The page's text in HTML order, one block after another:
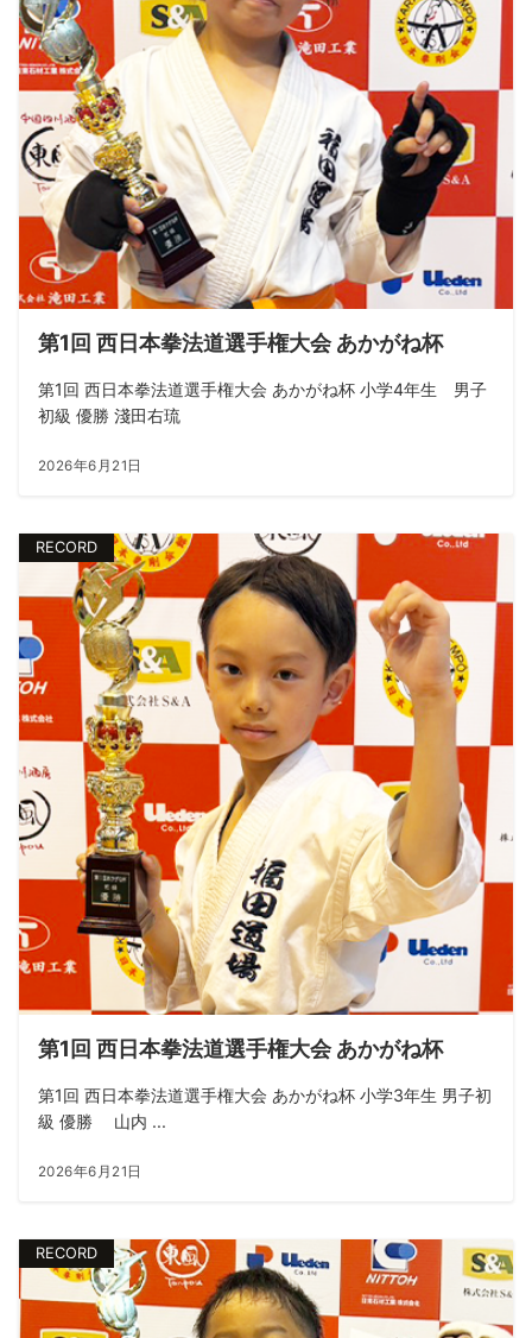
第1回 西日本拳法道選手権大会 あかがね杯
第1回 西日本拳法道選手権大会 あかがね杯 小学4年生 男子
初級 優勝 淺田右琉
2026年6月21日
RECORD
第1回 西日本拳法道選手権大会 あかがね杯
第1回 西日本拳法道選手権大会 あかがね杯 小学3年生 男子初
級 優勝 山内 ...
2026年6月21日
RECORD